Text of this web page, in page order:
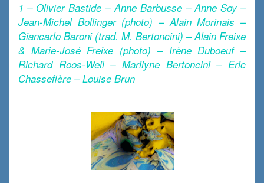
1 – Olivier Bastide – Anne Barbusse – Anne Soy –
Jean-Michel Bollinger (photo) – Alain Morinais –
Giancarlo Baroni (trad. M. Bertoncini) – Alain Freixe
& Marie-José Freixe (photo) – Irène Duboeuf –
Richard Roos-Weil – Marilyne Bertoncini – Eric
Chassefière – Louise Brun